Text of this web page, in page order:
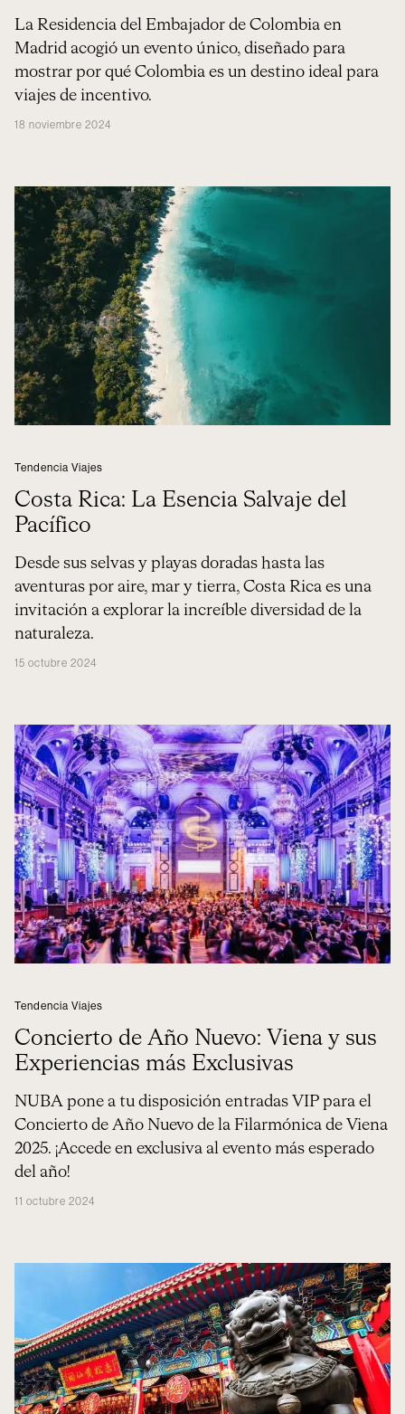
La Residencia del Embajador de Colombia en
Madrid acogió un evento único, diseñado para
mostrar por qué Colombia es un destino ideal para
viajes de incentivo.
18 noviembre 2024
Tendencia Viajes
Costa Rica: La Esencia Salvaje del
Pacífico
Desde sus selvas y playas doradas hasta las
aventuras por aire, mar y tierra, Costa Rica es una
invitación a explorar la increíble diversidad de la
naturaleza.
15 octubre 2024
Tendencia Viajes
Concierto de Año Nuevo: Viena y sus
Experiencias más Exclusivas
NUBA pone a tu disposición entradas VIP para el
Concierto de Año Nuevo de la Filarmónica de Viena
2025. ¡Accede en exclusiva al evento más esperado
del año!
11 octubre 2024